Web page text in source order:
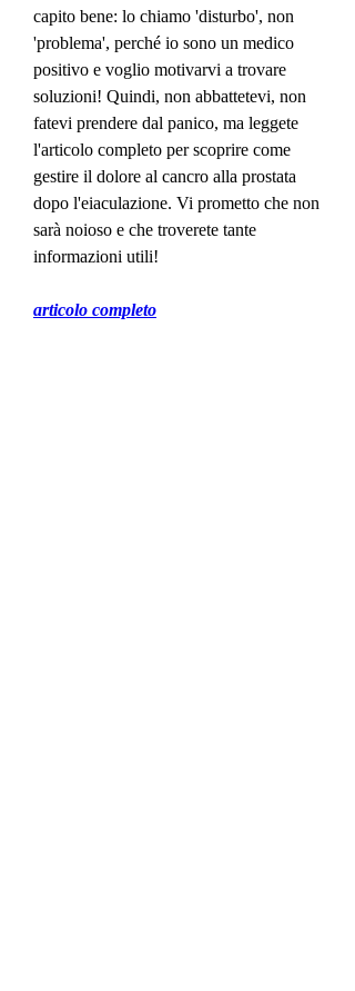
capito bene: lo chiamo 'disturbo', non
'problema', perché io sono un medico
positivo e voglio motivarvi a trovare
soluzioni! Quindi, non abbattetevi, non
fatevi prendere dal panico, ma leggete
l'articolo completo per scoprire come
gestire il dolore al cancro alla prostata
dopo l'eiaculazione. Vi prometto che non
sarà noioso e che troverete tante
informazioni utili!
articolo completo